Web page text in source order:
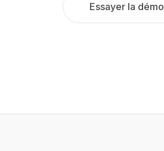
Essayer la démo